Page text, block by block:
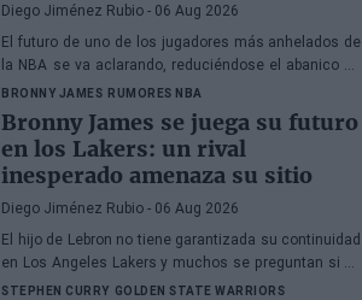
Diego Jiménez Rubio - 06 Aug 2026
El futuro de uno de los jugadores más anhelados de
la NBA se va aclarando, reduciéndose el abanico de
franquicias candidatas a tres.
BRONNY JAMES RUMORES NBA
Bronny James se juega su futuro
en los Lakers: un rival
inesperado amenaza su sitio
Diego Jiménez Rubio - 06 Aug 2026
El hijo de Lebron no tiene garantizada su continuidad
en Los Angeles Lakers y muchos se preguntan si ha
hecho méritos para seguir en la NBA.
STEPHEN CURRY GOLDEN STATE WARRIORS